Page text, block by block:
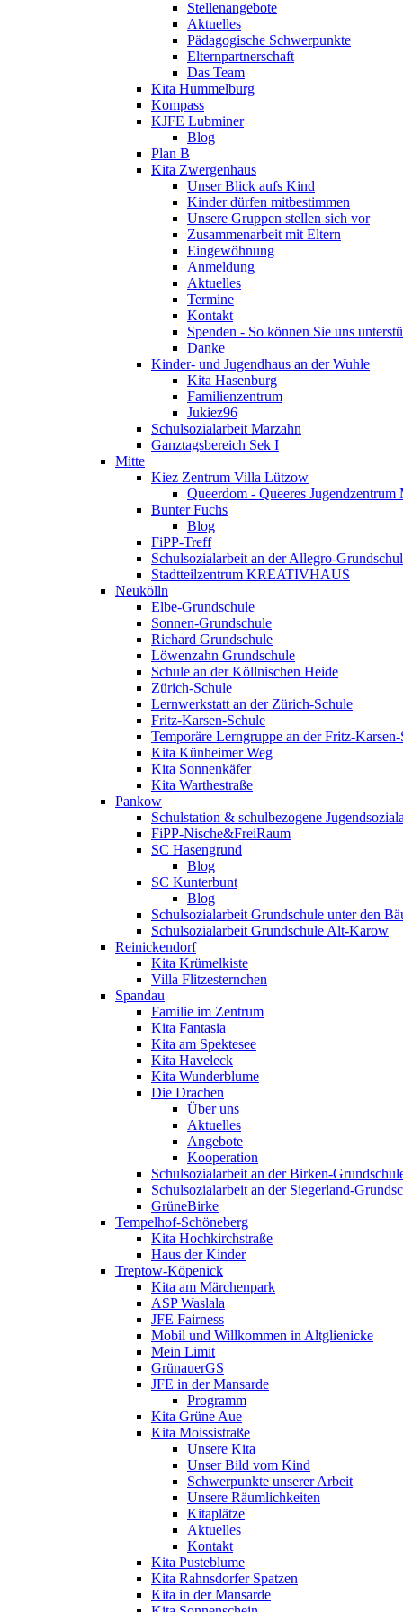
Stellenangebote
Aktuelles
Pädagogische Schwerpunkte
Elternpartnerschaft
Das Team
Kita Hummelburg
Kompass
KJFE Lubminer
Blog
Plan B
Kita Zwergenhaus
Unser Blick aufs Kind
Kinder dürfen mitbestimmen
Unsere Gruppen stellen sich vor
Zusammenarbeit mit Eltern
Eingewöhnung
Anmeldung
Aktuelles
Termine
Kontakt
Spenden - So können Sie uns
Danke
Kinder- und Jugendhaus an der Wuhle
Kita Hasenburg
Familienzentrum
Jukiez96
Schulsozialarbeit Marzahn
Ganztagsbereich Sek I
Mitte
Kiez Zentrum Villa Lützow
Queerdom - Queeres Jugendzentrum
Bunter Fuchs
Blog
FiPP-Treff
Schulsozialarbeit an der Allegro-
Stadtteilzentrum KREATIVHAUS
Neukölln
Elbe-Grundschule
Sonnen-Grundschule
Richard Grundschule
Löwenzahn Grundschule
Schule an der Köllnischen Heide
Zürich-Schule
Lernwerkstatt an der Zürich-Schule
Fritz-Karsen-Schule
Temporäre Lerngruppe an der Fritz-
Kita Künheimer Weg
Kita Sonnenkäfer
Kita Warthestraße
Pankow
Schulstation & schulbezogene
FiPP-Nische&FreiRaum
SC Hasengrund
Blog
SC Kunterbunt
Blog
Schulsozialarbeit Grundschule unter den
Schulsozialarbeit Grundschule Alt-Karow
Reinickendorf
Kita Krümelkiste
Villa Flitzesternchen
Spandau
Familie im Zentrum
Kita Fantasia
Kita am Spektesee
Kita Haveleck
Kita Wunderblume
Die Drachen
Über uns
Aktuelles
Angebote
Kooperation
Schulsozialarbeit an der Birken-
Schulsozialarbeit an der Siegerland-
GrüneBirke
Tempelhof-Schöneberg
Kita Hochkirchstraße
Haus der Kinder
Treptow-Köpenick
Kita am Märchenpark
ASP Waslala
JFE Fairness
Mobil und Willkommen in Altglienicke
Mein Limit
GrünauerGS
JFE in der Mansarde
Programm
Kita Grüne Aue
Kita Moissistraße
Unsere Kita
Unser Bild vom Kind
Schwerpunkte unserer Arbeit
Unsere Räumlichkeiten
Kitaplätze
Aktuelles
Kontakt
Kita Pusteblume
Kita Rahnsdorfer Spatzen
Kita in der Mansarde